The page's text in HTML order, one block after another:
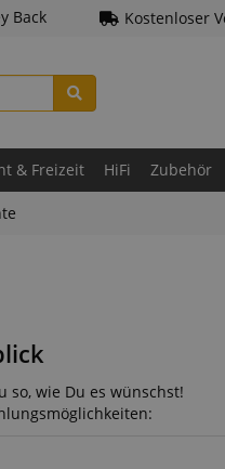
Back Kostenloser
& Freizeit HiFi Zubehör
so, wie Du es wünschst!